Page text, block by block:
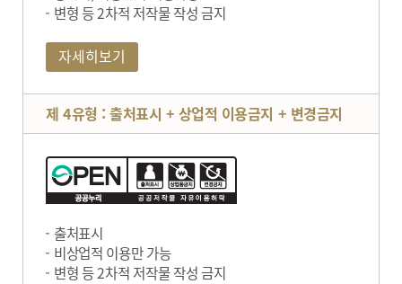
변형 등 2차적 저작물 작성 금지
자세히보기
제 4유형 : 출처표시 + 상업적 이용금지 + 변경금지
출처표시
비상업적 이용만 가능
변형 등 2차적 저작물 작성 금지